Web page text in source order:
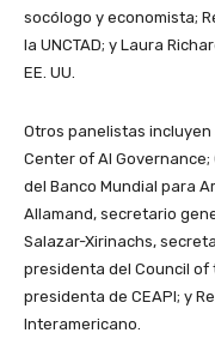
socólogo y economista;
la UNCTAD; y Laura
EE. UU.
Otros panelistas incluyen
Center of AI
del Banco Mundial para
Allamand, secretario
Salazar-Xirinachs,
presidenta del Council of
presidenta de CEAPI; y
Interamericano.